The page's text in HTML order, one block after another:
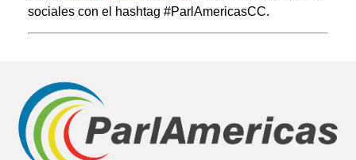
sociales con el hashtag #ParlAmericasCC.